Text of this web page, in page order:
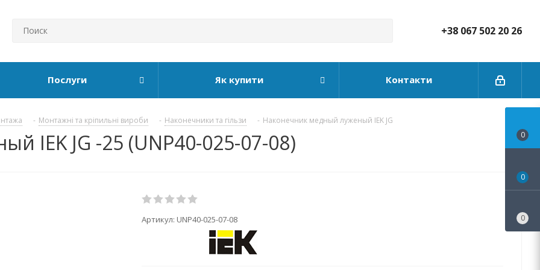
+38 067 502 20 26
Послуги Як купити Контакти
- Монтажні та кріпильні вироби - Наконечники та гільзи - Наконечник медный луженый IEK JG
IEK JG -25 (UNP40-025-07-08)
Артикул: UNP40-025-07-08
0
0
0